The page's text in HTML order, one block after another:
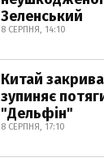
Зеленський
8 СЕРПНЯ, 14:10
Китай
зупиняє
"Дельфін"
8 СЕРПНЯ, 17:10